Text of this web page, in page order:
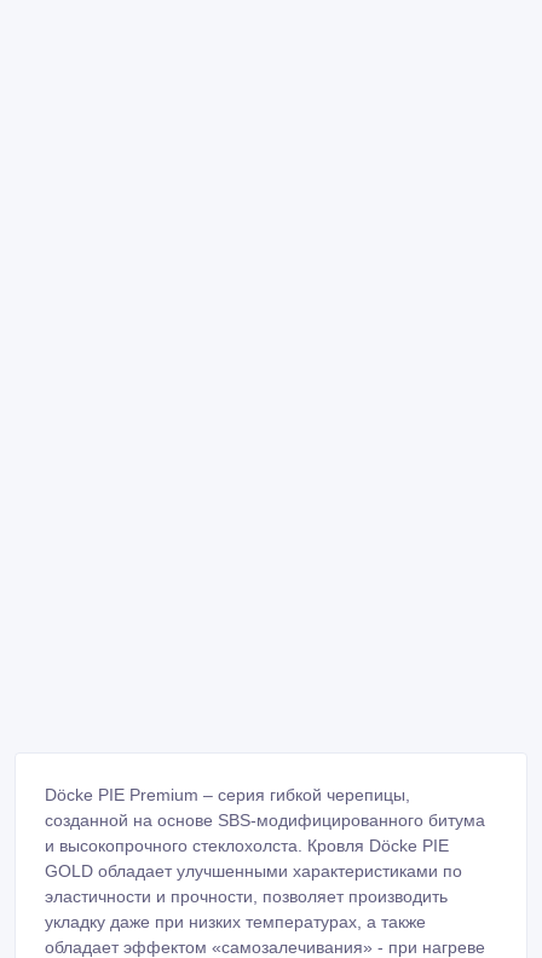
Döcke PIE Premium – серия гибкой черепицы,
созданной на основе SBS-модифицированного битума
и высокопрочного стеклохолста. Кровля Döcke PIE
GOLD обладает улучшенными характеристиками по
эластичности и прочности, позволяет производить
укладку даже при низких температурах, а также
обладает эффектом «самозалечивания» - при нагреве